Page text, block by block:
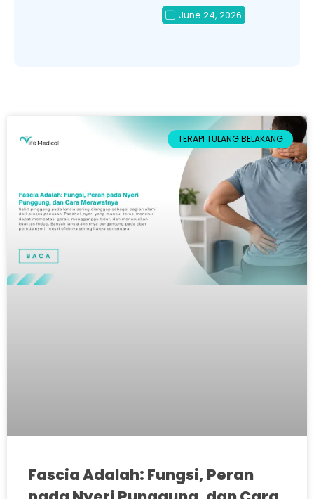
June 24, 2026
TERAPI TULANG BELAKANG
Fascia Adalah: Fungsi, Peran